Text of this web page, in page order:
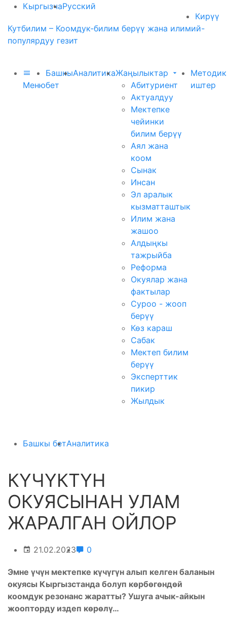
КыргызчаРусский
Кирүү
Кутбилим – Коомдук-билим берүү жана илимий-
популярдуу гезит
Меню
Башкы
бет
АналитикаЖаңылыктар
Абитуриент
Актуалдуу
Мектепке
чейинки
билим берүү
Аял жана
коом
Сынак
Инсан
Эл аралык
кызматташтык
Илим жана
жашоо
Алдыңкы
тажрыйба
Реформа
Окуялар жана
фактылар
Суроо - жооп
берүү
Көз караш
Сабак
Мектеп билим
берүү
Эксперттик
пикир
Жылдык
иштер
Башкы бетАналитика
КҮЧҮКТҮН
ОКУЯСЫНАН УЛАМ
ЖАРАЛГАН ОЙЛОР
21.02.2023 0
Эмне үчүн мектепке күчүгүн алып келген баланын
окуясы Кыргызстанда болуп көрбөгөндөй
коомдук резонанс жаратты? Ушуга ачык-айкын
жоопторду издеп көрөлү…